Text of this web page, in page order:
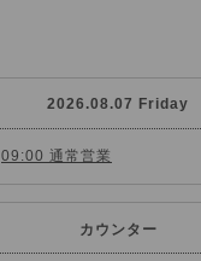
2026.08.07 Friday
09:00 通常営業
カウンター